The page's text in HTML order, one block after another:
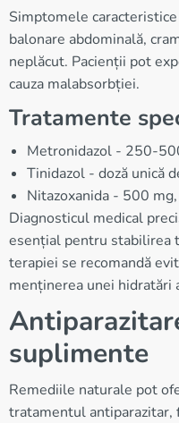
Simptomele
balonare abdominală,
neplăcut. Pacienții pot
cauza malabsorbției.
Tratamente
Metronidazol - 250-
Tinidazol - doză unică
Nitazoxanida - 500
Diagnosticul medical
esențial pentru
terapiei se recomandă
menținerea unei hidratări
suplimente
Remediile naturale pot
tratamentul